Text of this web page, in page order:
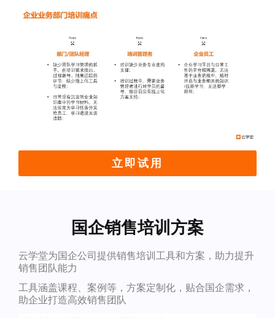
立即试用
国企销售培训方案
云学堂为国企公司提供销售培训工具和方案，助力提升
销售团队能力
工具涵盖课程、案例等，方案定制化，贴合国企需求，
助企业打造高效销售团队